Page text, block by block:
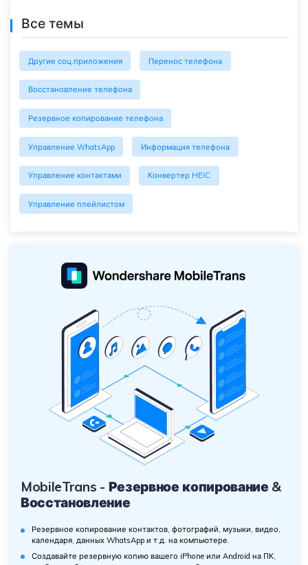
Все темы
Другие соц.приложения Перенос телефона
Восстановление телефона
Резервное копирование телефона
Управление WhatsApp Информация телефона
Управление контактами Конвертер HEIC
Управление плейлистом
MobileTrans - Резервное копирование &
Восстановление
Резервное копирование контактов, фотографий, музыки, видео,
календаря, данных WhatsApp и т.д. на компьютере.
Создавайте резервную копию вашего iPhone или Android на ПК,